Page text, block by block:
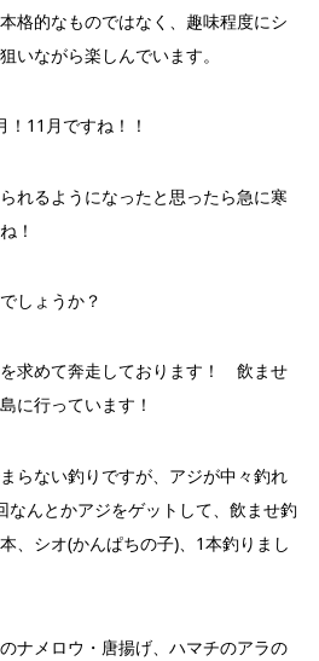
格的なものではなく、趣味程度にシ
いながら楽しんでいます。
11月ですね！！
れるようになったと思ったら急に寒
！
しょうか？
求めて奔走しております！ 飲ませ
に行っています！
らない釣りですが、アジが中々釣れ
んとかアジをゲットして、飲ませ釣
、シオ(かんぱちの子)、1本釣りまし
ナメロウ・唐揚げ、ハマチのアラの